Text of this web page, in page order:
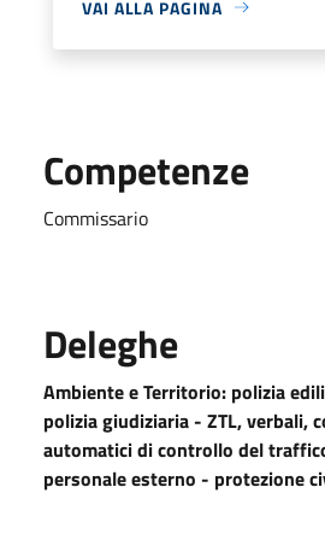
VAI ALLA PAGINA
Competenze
Commissario
Deleghe
Ambiente e Territorio: polizia
polizia giudiziaria - ZTL, verbali,
automatici di controllo del
personale esterno - protezione